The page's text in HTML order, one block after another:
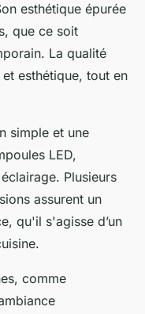
esthétique épurée
que ce soit
La qualité
esthétique, tout en
simple et une
LED,
Plusieurs
assurent un
qu'il s'agisse d’un
comme